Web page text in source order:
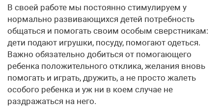
В своей работе мы постоянно стимулируем у
нормально развивающихся детей потребность
общаться и помогать своим особым сверстникам:
дети подают игрушки, посуду, помогают одеться.
Важно обязательно добиться от помогающего
ребенка положительного отклика, желания вновь
помогать и играть, дружить, а не просто жалеть
особого ребенка и уж ни в коем случае не
раздражаться на него.